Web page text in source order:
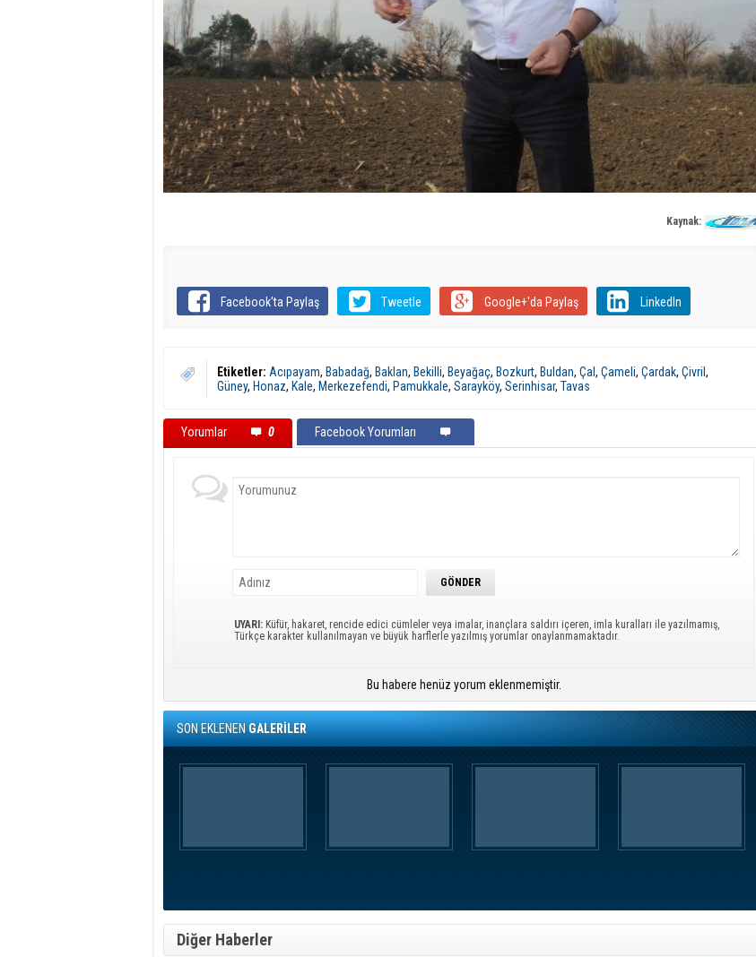
Kaynak:
Facebook'ta Paylaş Tweetle Google+'da Paylaş LinkedIn
Etiketler: Acıpayam, Babadağ, Baklan, Bekilli, Beyağaç, Bozkurt, Buldan, Çal , Çameli, Çardak, Çivril ,
Güney, Honaz, Kale, Merkezefendi, Pamukkale, Sarayköy, Serinhisar, Tavas
Yorumlar 0 Facebook Yorumları
UYARI: Küfür, hakaret, rencide edici cümleler veya imalar, inançlara saldırı içeren, imla kuralları ile yazılmamış,
Türkçe karakter kullanılmayan ve büyük harflerle yazılmış yorumlar onaylanmamaktadır.
Bu habere henüz yorum eklenmemiştir.
SON EKLENENGALERİLER
Diğer Haberler